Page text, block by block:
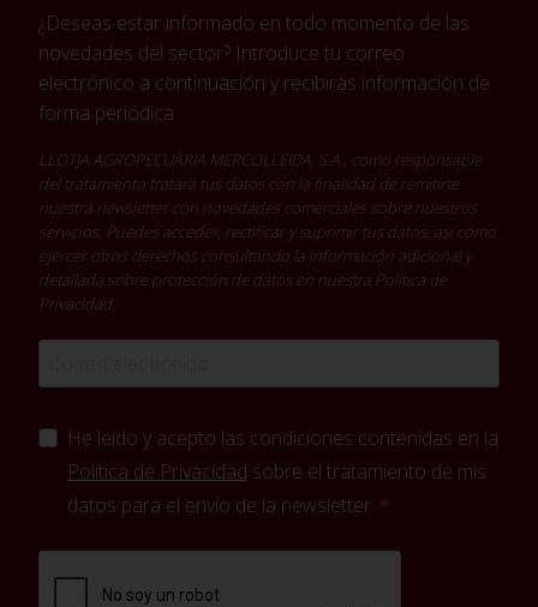
¿Deseas estar informado en todo momento de las
novedades del sector? Introduce tu correo
electrónico a continuación y recibirás información de
forma periódica
LLOTJA AGROPECUÀRIA MERCOLLEIDA, S.A., como responsable
del tratamiento tratará tus datos con la finalidad de remitirte
nuestra newsletter con novedades comerciales sobre nuestros
servicios. Puedes acceder, rectificar y suprimir tus datos, así como
ejercer otros derechos consultando la información adicional y
detallada sobre protección de datos en nuestra Política de
Privacidad.
He leído y acepto las condiciones contenidas en la
Política de Privacidad sobre el tratamiento de mis
datos para el envío de la newsletter.